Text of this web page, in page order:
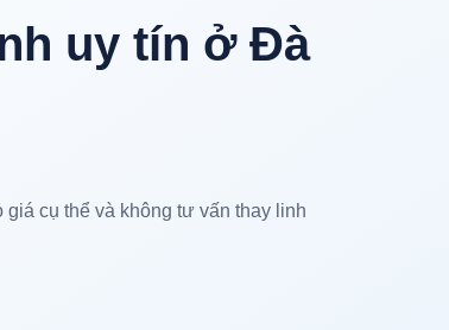
uy tín ở Đà
cụ thể và không tư vấn thay linh